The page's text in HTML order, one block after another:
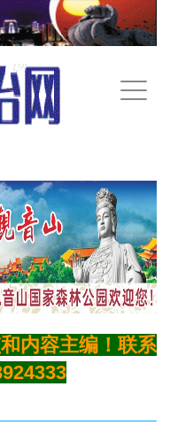
手
机
内容主编！联系